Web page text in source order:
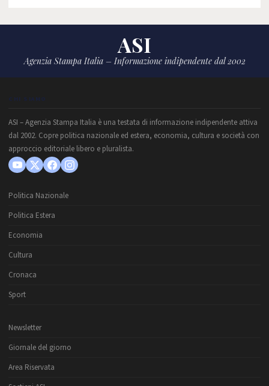
ASI
Agenzia Stampa Italia – Informazione indipendente dal 2002
CHI SIAMO
ASI – Agenzia Stampa Italia è una testata di informazione indipendente attiva
dal 2002. Copre politica nazionale ed estera, economia, cultura e società con
approccio editoriale libero e pluralista.
Politica Nazionale
Politica Estera
Economia
Cultura
Cronaca
Sport
Newsletter
Giornale del giorno
Area Riservata